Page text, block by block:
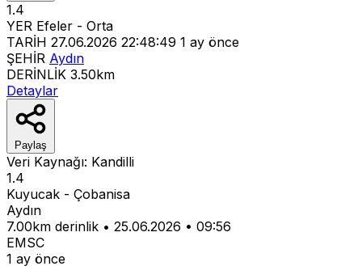
1.4
YER Efeler - Orta
TARİH 27.06.2026 22:48:49 1 ay önce
ŞEHİR Aydın
DERİNLİK 3.50km
Detaylar
Paylaş
Veri Kaynağı: Kandilli
1.4
Kuyucak - Çobanisa
Aydın
7.00km derinlik • 25.06.2026 • 09:56
EMSC
1 ay önce